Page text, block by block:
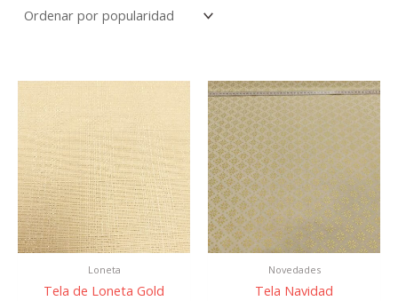
Loneta
Tela de Loneta Gold
Novedades
Tela Navidad